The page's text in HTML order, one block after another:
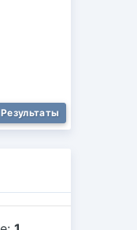
Результаты